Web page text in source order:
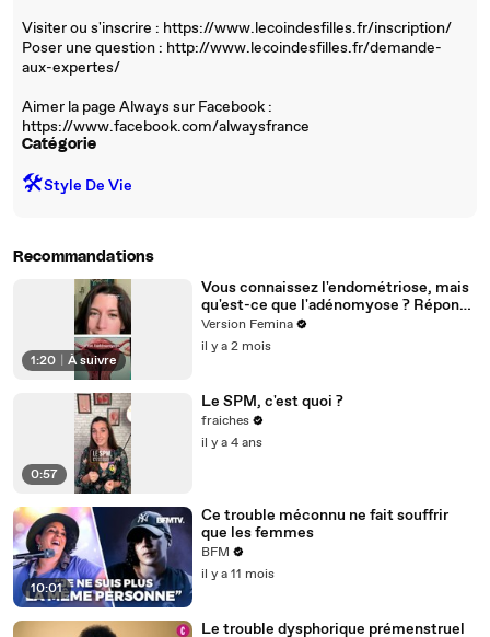
Visiter ou s'inscrire : https://www.lecoindesfilles.fr/inscription/
Poser une question : http://www.lecoindesfilles.fr/demande-
aux-expertes/
Aimer la page Always sur Facebook :
https://www.facebook.com/alwaysfrance
Catégorie
🛠️Style De Vie
Recommandations
1:20 À suivre
Vous connaissez l'endométriose, mais
qu'est-ce que l'adénomyose ? Réponse
de notre experte médicale
Version Femina
il y a 2 mois
0:57
Le SPM, c'est quoi ?
fraiches
il y a 4 ans
10:01
Ce trouble méconnu ne fait souffrir
que les femmes
BFM
il y a 11 mois
Le trouble dysphorique prémenstruel